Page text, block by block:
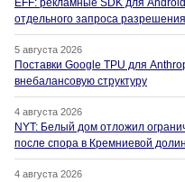
EFF: рекламные SDK для
отдельного запроса разрешения
5 августа 2026
Поставки Google TPU для
внебалансовую структуру
4 августа 2026
NYT: Белый дом отложил
после спора в Кремниевой
4 августа 2026